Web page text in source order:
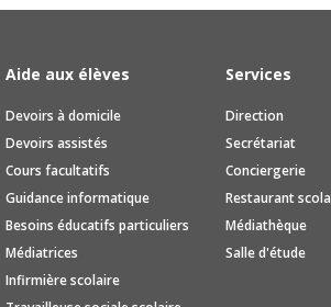
Aide aux élèves
Devoirs à domicile
Devoirs assistés
Cours facultatifs
Guidance informatique
Besoins éducatifs particuliers
Médiatrices
Infirmière scolaire
Services
Direction
Secrétariat
Conciergerie
Restaurant
Médiathèque
Salle d'étude